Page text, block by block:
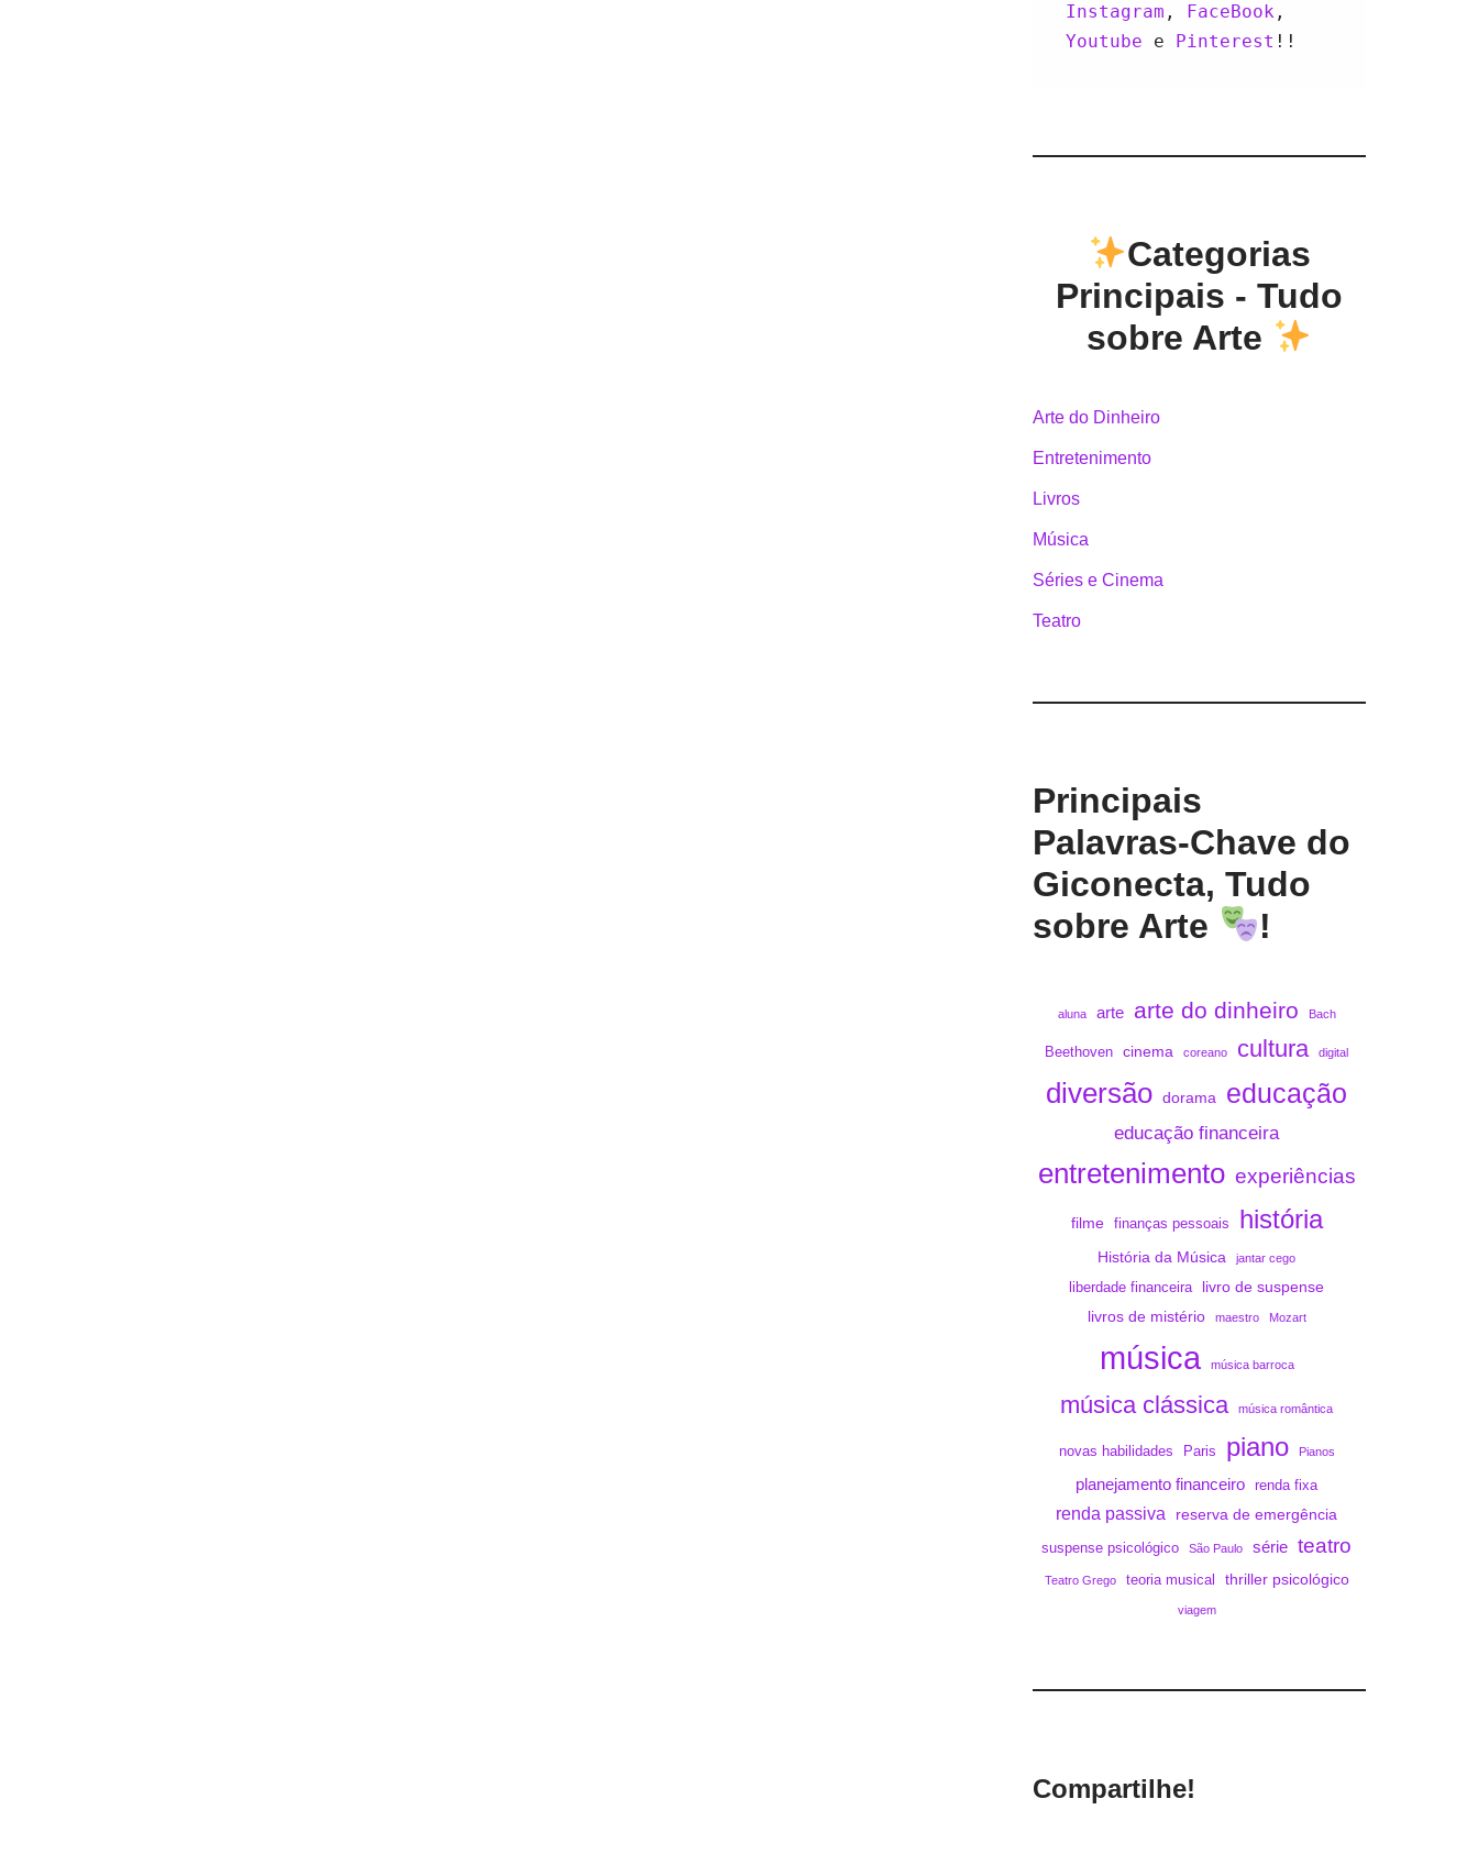
Instagram , FaceBook
Youtube e Pinterest !!
Categorias
Principais - Tudo
sobre Arte
Arte do Dinheiro
Entretenimento
Livros
Música
Séries e Cinema
Teatro
Principais
Palavras-Chave do
Giconecta, Tudo
sobre Arte
!
aluna arte arte do dinheiro Bach
Beethoven cinema coreano cultura digital
diversão dorama educação
educação financeira
entretenimento experiências
filme finanças pessoais história
História da Música jantar cego
liberdade financeira
livro de suspense
livros de mistério
maestro Mozart
música música barroca
música clássica música romântica
novas habilidades Paris piano Pianos
planejamento financeiro renda fixa
renda passiva reserva de emergência
suspense psicológico São Paulo série teatro
Teatro Grego teoria musical thriller psicológico
viagem
Compartilhe!